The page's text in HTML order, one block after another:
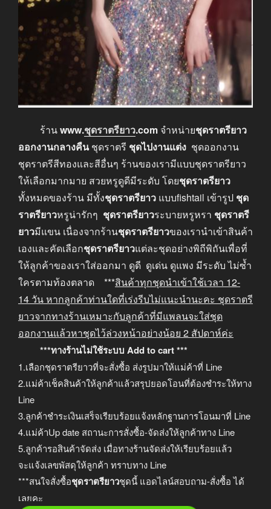
ร้านwww.ชุดราตรียาว.com จำหน่ายชุดราตรียาว
ออกงานกลางคืนชุดราตรี ชุดไปงานแต่ง ชุดออกงาน
ชุดราตรีสีทองและสีอื่นๆ ร้านของเรามีแบบชุดราตรียาว
ให้เลือกมากมาย สวยหรูดูดีมีระดับ โดยชุดราตรียาว
ทั้งหมดของร้าน มีทั้งชุดราตรียาว แบบfishtail เข้ารูป ชุด
ราตรียาวหรูน่ารักๆ ชุดราตรียาวระบายหรูหรา ชุดราตรี
ยาวมีแขน เนื่องจากร้านชุดราตรียาวของเรานำเข้าสินค้า
เองและคัดเลือกชุดราตรียาวแต่ละชุดอย่างพิถีพิถันเพื่อที่
ให้ลูกค้าของเราใส่ออกมา ดูดี ดูเด่น ดูแพง มีระดับ ไม่ซ้ำ
ใครตามท้องตลาด ***สินค้าทุกชุดนำเข้าใช้เวลา 12-
14 วัน หากลูกค้าท่านใดที่เร่งรีบไม่แนะนำนะคะ ชุดราตรี
ยาวจากทางร้านเหมาะกับลูกค้าที่มีแพลนจะใส่ชุด
ออกงานแล้วหาชุดไว้ล่วงหน้าอย่างน้อย 2 สัปดาห์ค่ะ
***ทางร้านไม่ใช้ระบบ Add to cart ***
1.เลือกชุดราตรียาวที่จะสั่งซื้อ ส่งรูปมาให้แม่ค้าที่ Line
2.แม่ค้าเช็คสินค้าให้ลูกค้าแล้วสรุปยอดโอนที่ต้องชำระให้ทาง
Line
3.ลูกค้าชำระเงินเสร็จเรียบร้อยแจ้งหลักฐานการโอนมาที่ Line
4.แม่ค้าUp date สถานะการสั่งซื้อ-จัดส่งให้ลูกค้าทาง Line
5.ลูกค้ารอสินค้าจัดส่ง เมื่อทางร้านจัดส่งให้เรียบร้อยแล้ว
จะแจ้งเลขพัสดุให้ลูกค้า ทราบทาง Line
***สนใจสั่งซื้อชุดราตรียาวชุดนี้ แอดไลน์สอบถาม-สั่งซื้อ ได้
เลยคะ